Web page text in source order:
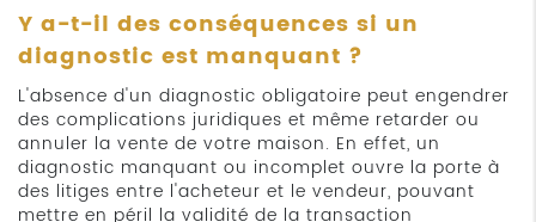
Y a-t-il des conséquences si un
diagnostic est manquant ?
L'absence d'un diagnostic obligatoire peut engendrer
des complications juridiques et même retarder ou
annuler la vente de votre maison. En effet, un
diagnostic manquant ou incomplet ouvre la porte à
des litiges entre l'acheteur et le vendeur, pouvant
mettre en péril la validité de la transaction